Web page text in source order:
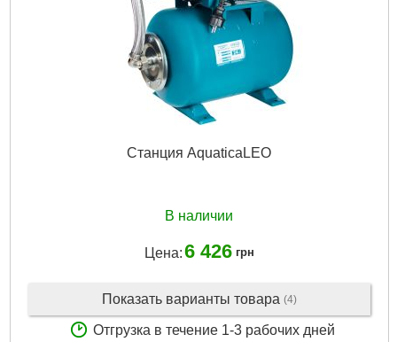
Станция AquaticaLEO
В наличии
Цена:6 426 грн
Показать варианты товара (4)
Отгрузка в течение 1-3 рабочих дней